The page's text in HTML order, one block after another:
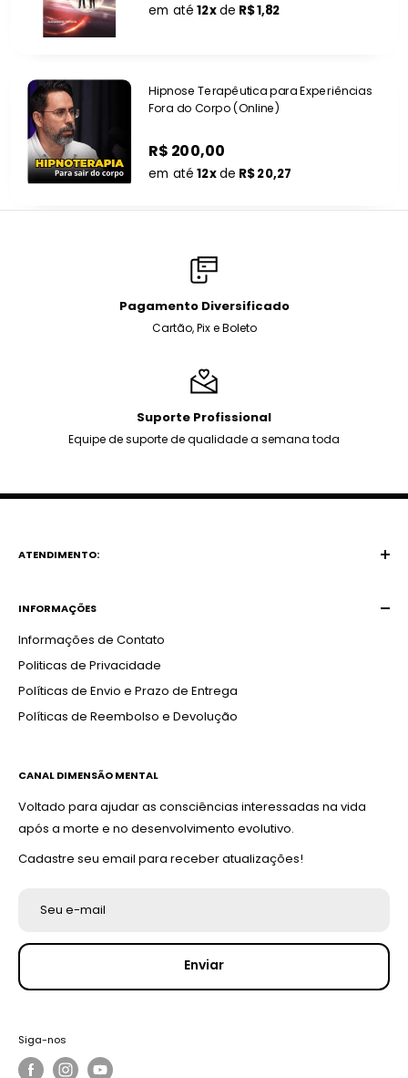
em até12xde R$ 1,82
Hipnose Terapêutica para Experiências
Fora do Corpo (Online)
R$ 200,00
em até12xde R$ 20,27
Pagamento Diversificado
Cartão, Pix e Boleto
Suporte Profissional
Equipe de suporte de qualidade a semana toda
ATENDIMENTO:
(45) 99838-7778
Segunda à Domingo:
9h as 20h
INFORMAÇÕES
Informações de Contato
Politicas de Privacidade
Políticas de Envio e Prazo de Entrega
Políticas de Reembolso e Devolução
CANAL DIMENSÃO MENTAL
Voltado para ajudar as consciências interessadas na vida
após a morte e no desenvolvimento evolutivo.
Cadastre seu email para receber atualizações!
Seu e-mail
Enviar
Siga-nos